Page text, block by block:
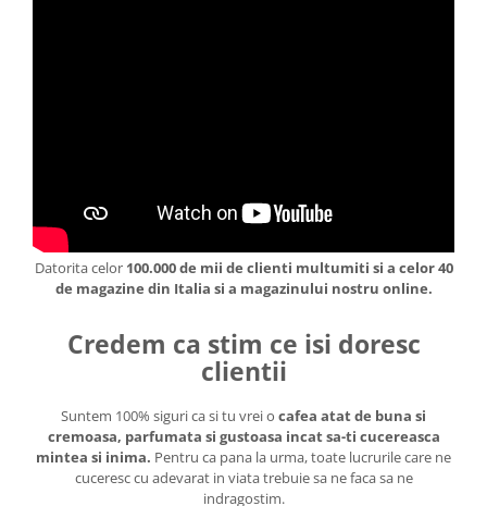
Datorita celor 100.000 de mii de clienti multumiti si a celor 40
de magazine din Italia si a magazinului nostru online.
Credem ca stim ce isi doresc
clientii
Suntem 100% siguri ca si tu vrei o cafea atat de buna si
cremoasa, parfumata si gustoasa incat sa-ti cucereasca
mintea si inima. Pentru ca pana la urma, toate lucrurile care ne
cuceresc cu adevarat in viata trebuie sa ne faca sa ne
indragostim.